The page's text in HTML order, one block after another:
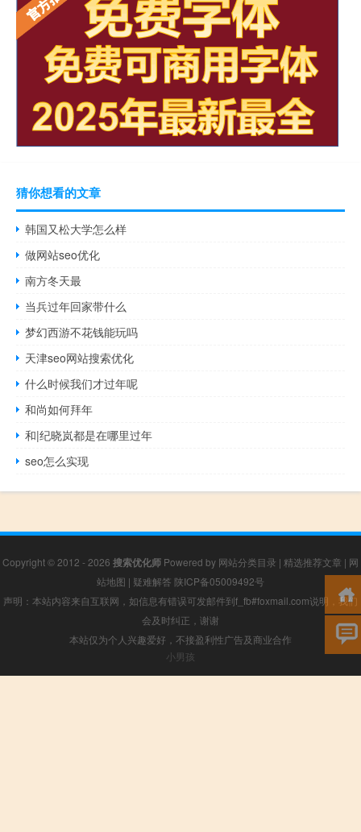
猜你想看的文章
韩国又松大学怎么样
做网站seo优化
南方冬天最
当兵过年回家带什么
梦幻西游不花钱能玩吗
天津seo网站搜索优化
什么时候我们才过年呢
和尚如何拜年
和|纪晓岚都是在哪里过年
seo怎么实现
Copyright © 2012 - 2026 搜索优化师 Powered by 网站分类目录 | 精选推荐文章 | 网
站地图 | 疑难解答 陕ICP备05009492号
声明：本站内容来自互联网，如信息有错误可发邮件到f_fb#foxmail.com说明，我们
会及时纠正，谢谢
本站仅为个人兴趣爱好，不接盈利性广告及商业合作
小男孩